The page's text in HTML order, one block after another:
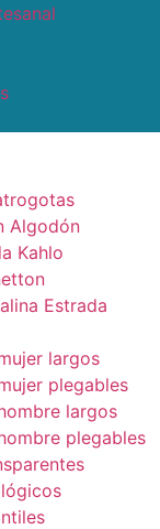
Algodón
Kahlo
Estrada
largos
plegables
largos
plegables